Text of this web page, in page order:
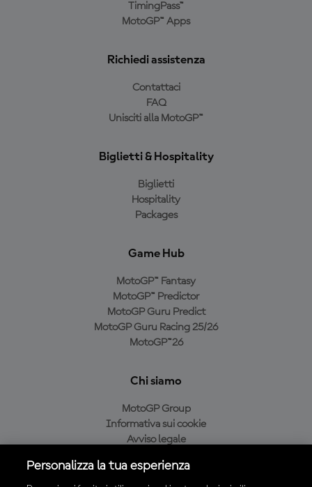
TimingPass™
MotoGP™ Apps
Richiedi assistenza
Contattaci
FAQ
Unisciti alla MotoGP™
Biglietti & Hospitality
Biglietti
Hospitality
Packages
Game Hub
MotoGP™ Fantasy
MotoGP™ Predictor
MotoGP Guru Predict
MotoGP Guru Racing 25/26
MotoGP™26
Chi siamo
MotoGP Group
Informativa sui cookie
Avviso legale
Condizioni di acquisto
Personalizza la tua esperienza